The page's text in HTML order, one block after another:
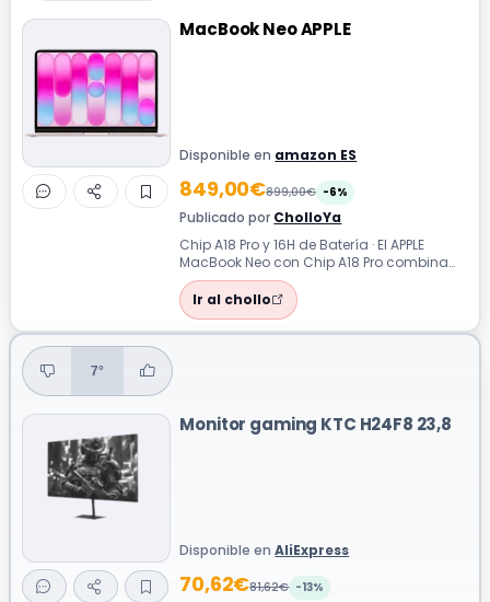
MacBook Neo APPLE
Disponible en amazon ES
849,00€899,00€ -6%
Publicado por CholloYa
Chip A18 Pro y 16H de Batería · El APPLE
MacBook Neo con Chip A18 Pro combina
potencia diaria y autonomía de hasta 16...
Ir al chollo
7°
Monitor gaming KTC H24F8 23,8
Disponible enAliExpress
70,62€81,62€ -13%